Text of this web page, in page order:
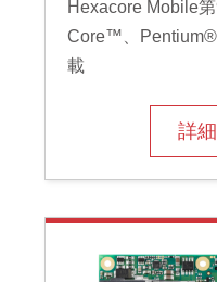
Hexacore Mobile
Core™、
載
詳